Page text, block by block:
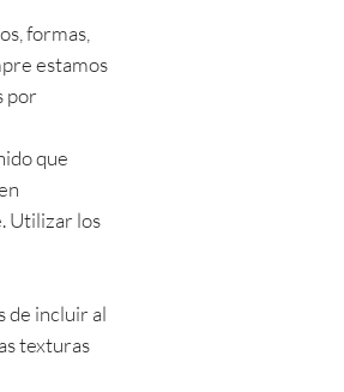
formas,
estamos
por
que
Utilizar los
de incluir al
texturas